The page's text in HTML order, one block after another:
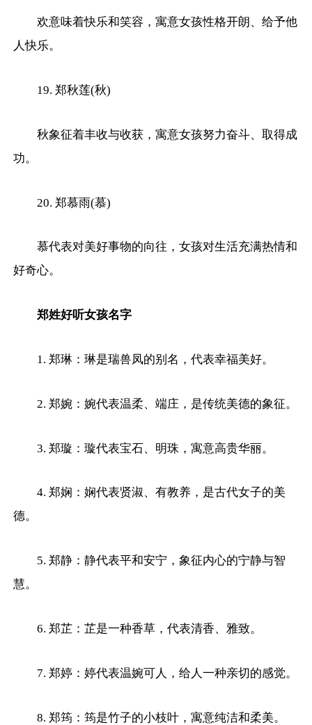
欢意味着快乐和笑容，寓意女孩性格开朗、给予他
人快乐。
19. 郑秋莲(秋)
秋象征着丰收与收获，寓意女孩努力奋斗、取得成
功。
20. 郑慕雨(慕)
慕代表对美好事物的向往，女孩对生活充满热情和
好奇心。
郑姓好听女孩名字
1. 郑琳：琳是瑞兽凤的别名，代表幸福美好。
2. 郑婉：婉代表温柔、端庄，是传统美德的象征。
3. 郑璇：璇代表宝石、明珠，寓意高贵华丽。
4. 郑娴：娴代表贤淑、有教养，是古代女子的美
德。
5. 郑静：静代表平和安宁，象征内心的宁静与智
慧。
6. 郑芷：芷是一种香草，代表清香、雅致。
7. 郑婷：婷代表温婉可人，给人一种亲切的感觉。
8. 郑筠：筠是竹子的小枝叶，寓意纯洁和柔美。